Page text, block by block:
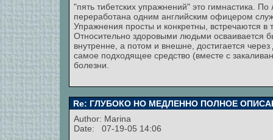
"пять тибетских упражнений" это гимнастика.
переработана одним английским офицером
Упражнения просты и конкретны, встречаются
Относительно здоровыми людьми осваивается
внутренне, а потом и внешне, достигается
самое подходящее средство (вместе с
болезни.
Re: ГЛУБОКО НО МЕДЛЕННО ПОЛНОЕ
Author: Marina
Date: 07-19-05 14:06